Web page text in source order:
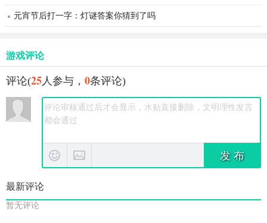
元宵节后打一字：灯谜答案你猜到了吗
游戏评论
评论(25人参与， 0条评论)
发 布
最新评论
暂无评论